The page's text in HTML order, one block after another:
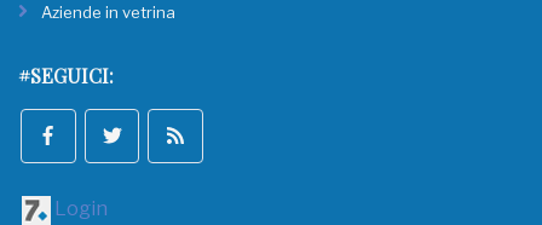
Aziende in vetrina
#SEGUICI:
Login